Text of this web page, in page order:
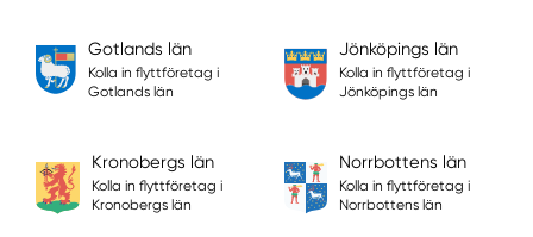
Gotlands län
Kolla in flyttföretag i
Gotlands län
Jönköpings län
Kolla in flyttföretag i
Jönköpings län
Kronobergs län
Kolla in flyttföretag i
Kronobergs län
Norrbottens län
Kolla in flyttföretag i
Norrbottens län